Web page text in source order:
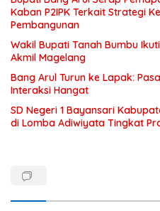
Kaban P2IPK Terkait Strategi
Pembangunan
Wakil Bupati Tanah Bumbu
Akmil Magelang
Bang Arul Turun ke Lapak:
Interaksi Hangat
SD Negeri 1 Bayansari
di Lomba Adiwiyata Tingkat